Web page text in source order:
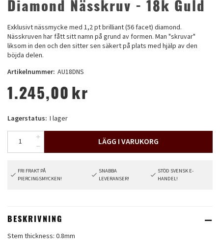
Diamond Nässkruv - 18k Guld
Exklusivt nässmycke med 1,2 pt brilliant (56 facet) diamond.
Nässkruven har fått sitt namn på grund av formen. Man "skruvar"
liksom in den och den sitter sen säkert på plats med hjälp av den
böjda delen.
Artikelnummer: AU18DNS
1.245,00 kr
Lagerstatus: I lager
LÄGG I VARUKORG
FRI FRAKT PÅ
PIERCINGSMYCKEN!
SNABBA
LEVERANSER!
STÖD SVENSK E-
HANDEL!
BESKRIVNING
Stem thickness: 0.8mm